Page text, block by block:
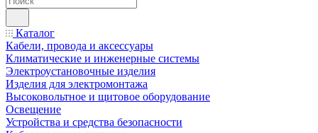
Каталог
Кабели, провода и аксессуары
Климатические и инженерные системы
Электроустановочные изделия
Изделия для электромонтажа
Высоковольтное и щитовое оборудование
Освещение
Устройства и средства безопасности